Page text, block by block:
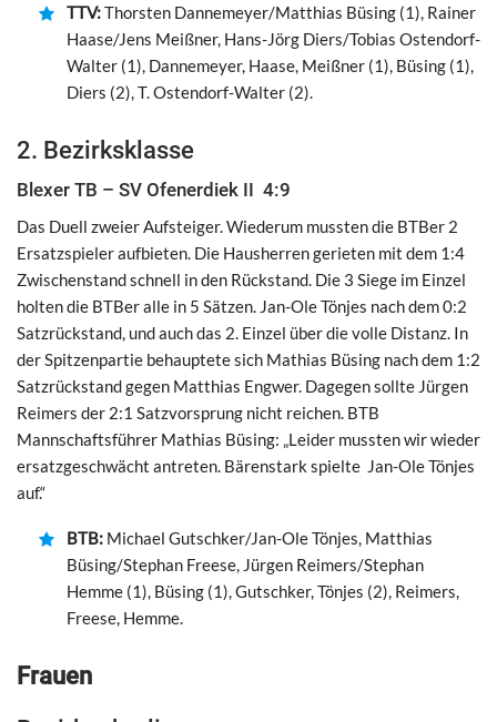
TTV:Thorsten Dannemeyer/Matthias Büsing (1), Rainer
Haase/Jens Meißner, Hans-Jörg Diers/Tobias Ostendorf-
Walter (1), Dannemeyer, Haase, Meißner (1), Büsing (1),
Diers (2), T. Ostendorf-Walter (2).
2. Bezirksklasse
Blexer TB – SV Ofenerdiek II 4:9
Das Duell zweier Aufsteiger. Wiederum mussten die BTBer 2
Ersatzspieler aufbieten. Die Hausherren gerieten mit dem 1:4
Zwischenstand schnell in den Rückstand. Die 3 Siege im Einzel
holten die BTBer alle in 5 Sätzen. Jan-Ole Tönjes nach dem 0:2
Satzrückstand, und auch das 2. Einzel über die volle Distanz. In
der Spitzenpartie behauptete sich Mathias Büsing nach dem 1:2
Satzrückstand gegen Matthias Engwer. Dagegen sollte Jürgen
Reimers der 2:1 Satzvorsprung nicht reichen. BTB
Mannschaftsführer Mathias Büsing: „Leider mussten wir wieder
ersatzgeschwächt antreten. Bärenstark spielte Jan-Ole Tönjes
auf.“
BTB: Michael Gutschker/Jan-Ole Tönjes, Matthias
Büsing/Stephan Freese, Jürgen Reimers/Stephan
Hemme (1), Büsing (1), Gutschker, Tönjes (2), Reimers,
Freese, Hemme.
Frauen